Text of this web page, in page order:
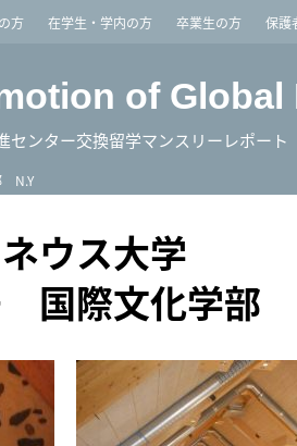
方 在学生・学内の方 卒業生の方 保護
of Global
センター交換留学マンスリーレポート
N.Y
ウス大学
国際文化学部